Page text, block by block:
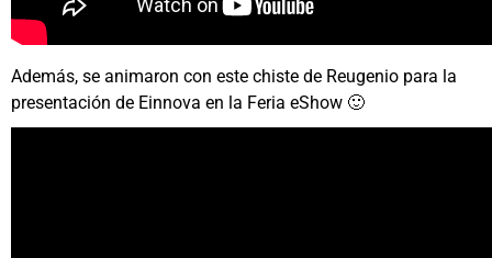
Además, se animaron con este chiste de Reugenio para la
presentación de Einnova en la Feria eShow 🙂